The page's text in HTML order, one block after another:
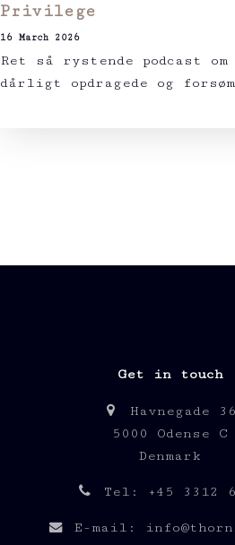
Privilege
16 March 2026
Ret så rystende podcast om
dårligt opdragede og
Get in touch
Havnegade 36
5000 Odense C
Denmark
Tel: +45 3312
E-mail: